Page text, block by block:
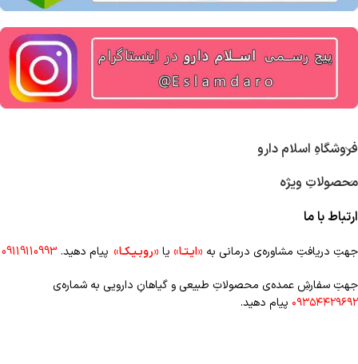
فروشگاهِ اسلام دارو
محصولاتِ ویژه
ارتباط با ما
جهتِ دریافتِ مشاوره‌ی درمانی به «ایـتـا» یا «روبـیـکـا» پیام دهید. 09119110993
جهتِ سفارشِ عمده‌‌ی محصولاتِ طبیعی و گیاهانِ دارویی به شماره‌ی
۰۹۳۵۴۴۲۹۶۹۲ پیام دهید.